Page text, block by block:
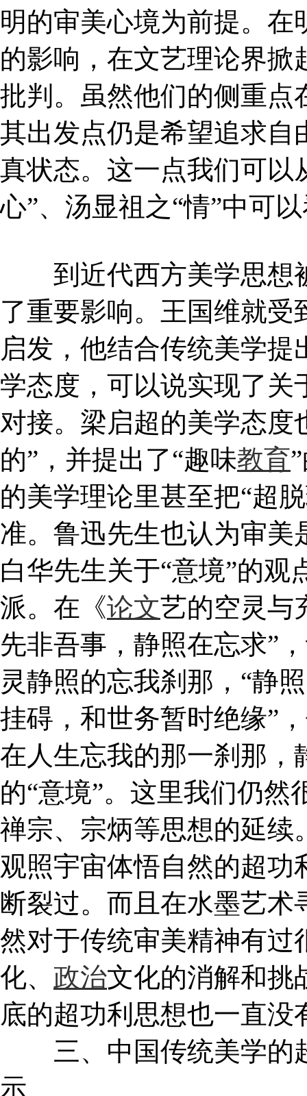
明的审美心境为前提。
的影响，在文艺理论界
批判。虽然他们的侧重点
其出发点仍是希望追求自
真状态。这一点我们可以
心”、汤显祖之“情”中可
到近代西方美学思想
了重要影响。王国维就受
启发，他结合传统美学提
学态度，可以说实现了关
对接。梁启超的美学态度
的”，并提出了“趣味教育
的美学理论里甚至把“超
准。鲁迅先生也认为审美
白华先生关于“意境”的
派。在《论文艺的空灵与
先非吾事，静照在忘求”
灵静照的忘我刹那，“静
挂碍，和世务暂时绝缘”
在人生忘我的那一刹那，
的“意境”。这里我们仍
禅宗、宗炳等思想的延续
观照宇宙体悟自然的超功
断裂过。而且在水墨艺术
然对于传统审美精神有过
化、 政治文化的消解和挑
底的超功利思想也一直没
三、中国传统美学的
示